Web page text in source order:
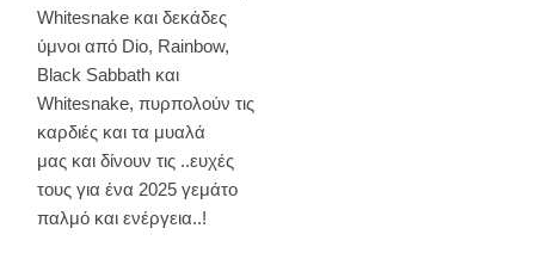
Whitesnake και δεκάδες
ύμνοι από Dio, Rainbow,
Black Sabbath και
Whitesnake, πυρπολούν τις
καρδιές και τα μυαλά
μας και δίνουν τις ..ευχές
τους για ένα 2025 γεμάτο
παλμό και ενέργεια..!